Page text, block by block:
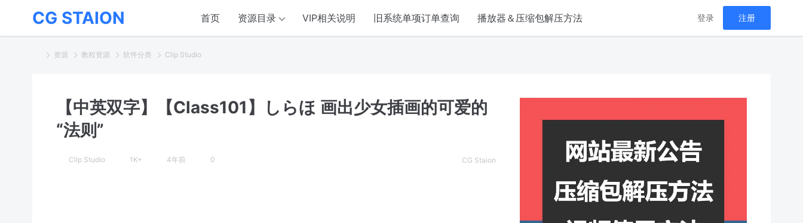
CG STAION 首页 资源目录 VIP相关说明 旧系统单项订单查询 播放器＆压缩包解压方法 登录 注册
资源 教程资源 软件分类 Clip Studio
【中英双字】【Class101】しらほ 画出少女插画的可爱的
“法则”
Clip Studio 1K+ 4年前 0 CG Staion